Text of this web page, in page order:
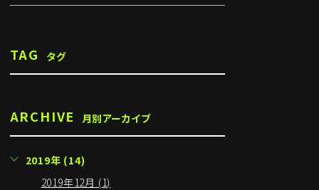
TAG タグ
ARCHIVE 月別アーカイブ
2019年 (14)
2019年12月 (1)